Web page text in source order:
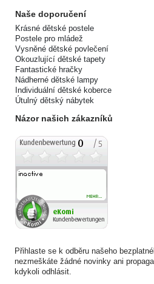
Naše doporučení
Krásné dětské postele
Postele pro mládež
Vysněné dětské povlečení
Okouzlující dětské tapety
Fantastické hračky
Nádherné dětské lampy
Individuální dětské koberce
Útulný dětský nábytek
Názor našich zákazníků
Přihlaste se k odběru našeho
nezmeškáte žádné novinky ani
kdykoli odhlásit.